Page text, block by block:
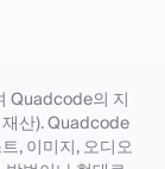
Quadcode의 지
산). Quadcode
, 이미지, 오디오